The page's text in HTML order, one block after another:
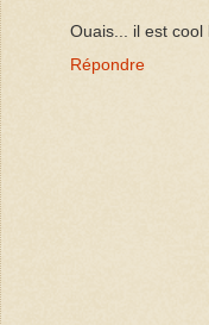
Ouais... il est cool
Répondre